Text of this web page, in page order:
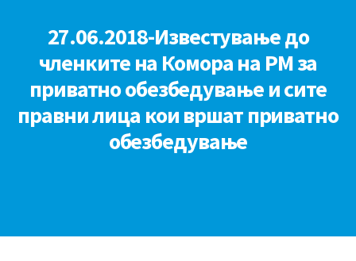
27.06.2018-Известување до
членките на Комора на РМ за
приватно обезбедување и сите
правни лица кои вршат приватно
обезбедување